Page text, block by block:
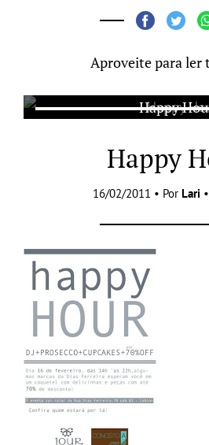
Aproveite para ler
Happy
Happy
16/02/2011 • Por Lari •